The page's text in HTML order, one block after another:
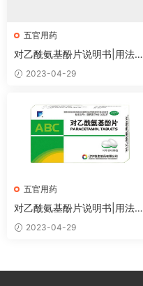
五官用药
对乙酰氨基酚片说明书|用法用
量|注意事项
2023-04-29
五官用药
对乙酰氨基酚片说明书|用法用
量|注意事项
2023-04-29